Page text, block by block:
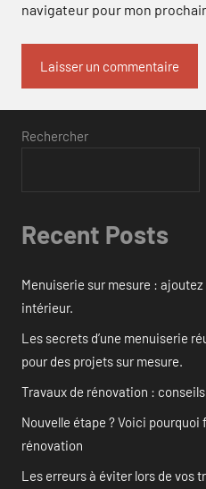
navigateur pour mon
Rechercher
Recent Posts
Menuiserie sur mesure :
intérieur.
Les secrets d’une menuiserie
pour des projets sur mesure.
Travaux de rénovation :
Nouvelle étape ? Voici pourquoi
rénovation
Les erreurs à éviter lors de vos